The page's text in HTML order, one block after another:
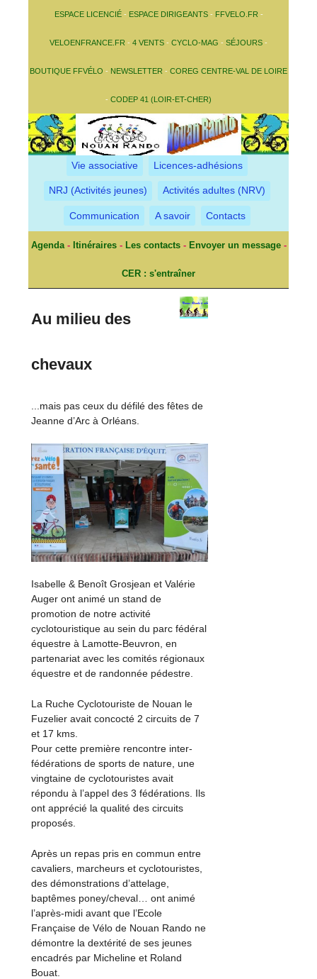
ESPACE LICENCIÉ- ESPACE DIRIGEANTS- FFVELO.FR -
VELOENFRANCE.FR - 4 VENTS - CYCLO-MAG - SÉJOURS -
BOUTIQUE FFVÉLO - NEWSLETTER - COREG CENTRE-VAL DE LOIRE
- CODEP 41 (LOIR-ET-CHER)
Vie associative Licences-adhésions
NRJ (Activités jeunes) Activités adultes (NRV)
Communication A savoir Contacts
Agenda- Itinéraires- Les contacts- Envoyer un message-
CER : s'entraîner
Au milieu des
chevaux
...mais pas ceux du défilé des fêtes de
Jeanne d’Arc à Orléans.
Isabelle & Benoît Grosjean et Valérie
Auger ont animé un stand de
promotion de notre activité
cyclotouristique au sein du parc fédéral
équestre à Lamotte-Beuvron, en
partenariat avec les comités régionaux
équestre et de randonnée pédestre.
La Ruche Cyclotouriste de Nouan le
Fuzelier avait concocté 2 circuits de 7
et 17 kms.
Pour cette première rencontre inter-
fédérations de sports de nature, une
vingtaine de cyclotouristes avait
répondu à l’appel des 3 fédérations. Ils
ont apprécié la qualité des circuits
proposés.
Après un repas pris en commun entre
cavaliers, marcheurs et cyclotouristes,
des démonstrations d’attelage,
baptêmes poney/cheval… ont animé
l’après-midi avant que l’Ecole
Française de Vélo de Nouan Rando ne
démontre la dextérité de ses jeunes
encadrés par Micheline et Roland
Bouat.